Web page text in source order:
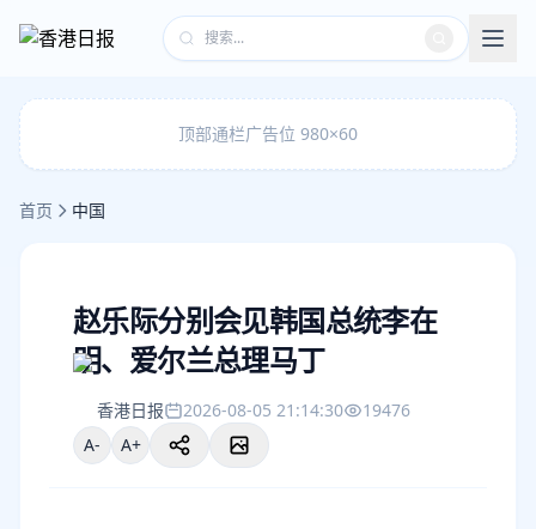
顶部通栏广告位 980×60
首页 中国
赵乐际分别会见韩国总统李在
明、爱尔兰总理马丁
香港日报 2026-08-05 21:14:30
19476
A-
A+